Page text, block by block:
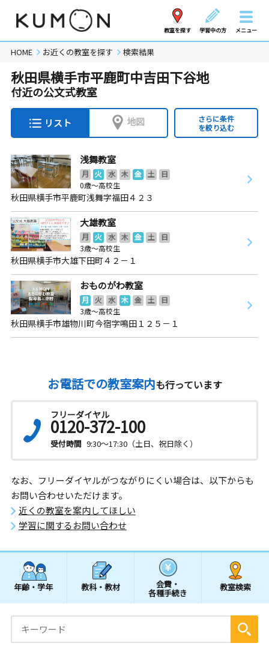
教室を探す 学習中の方 メニュー
HOME お近くの教室を探す 検索結果
秋田県横手市平鹿町中吉田下谷地
付近の公文式教室
リスト 地図
さらに条件
を絞り込む
浅舞教室
月 火 水 木 金 土
日
0歳～高校生
秋田県横手市平鹿町浅舞字福田４２３
大雄教室
月 火 水 木 金 土
日
3歳～高校生
秋田県横手市大雄下田町４２－１
おものがわ教室
月 火 水 木 金 土
日
3歳～高校生
秋田県横手市雄物川町今宿字鳴田１２５－１
お電話での教室案内も行っています
フリーダイヤル
0120-372-100
受付時間 9:30～17:30（土日、祝日除く）
なお、フリーダイヤルがつながりにくい場合は、以下からも
お問い合わせいただけます。
近くの教室を案内してほしい
学習に関するお問い合わせ
年齢・学年 教科・教材 会費・
各種手続き
教室検索